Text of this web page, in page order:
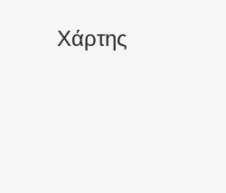
Χάρτης